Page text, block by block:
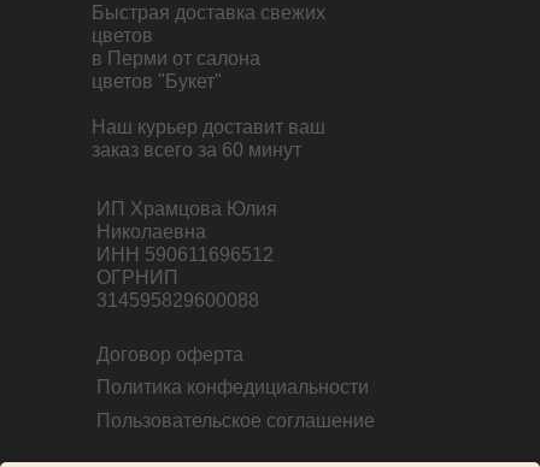
ИП Храмцова Юлия
Николаевна
ИНН 590611696512
ОГРНИП
314595829600088
Быстрая доставка свежих
цветов
в Перми от салона
цветов "Букет"
Наш курьер доставит ваш
заказ всего за 60 минут
Договор оферта
Пользовательское соглашение
Политика конфедициальности